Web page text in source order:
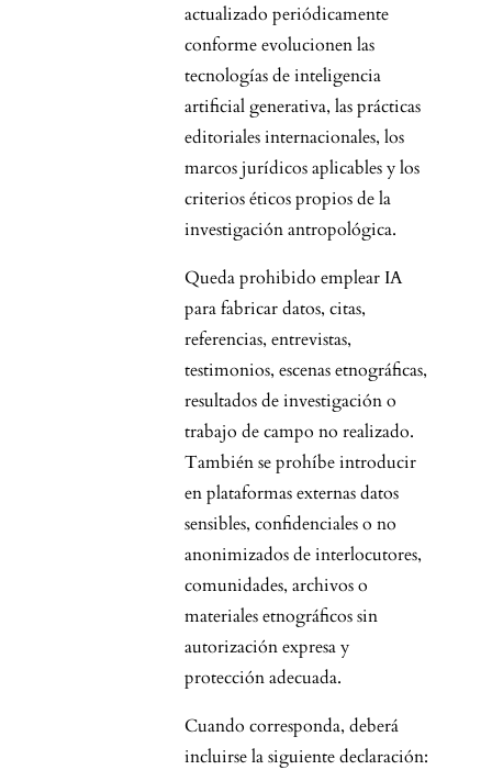
actualizado periódicamente
conforme evolucionen las
tecnologías de inteligencia
artificial generativa, las prácticas
editoriales internacionales, los
marcos jurídicos aplicables y los
criterios éticos propios de la
investigación antropológica.
Queda prohibido emplear IA
para fabricar datos, citas,
referencias, entrevistas,
testimonios, escenas etnográficas,
resultados de investigación o
trabajo de campo no realizado.
También se prohíbe introducir
en plataformas externas datos
sensibles, confidenciales o no
anonimizados de interlocutores,
comunidades, archivos o
materiales etnográficos sin
autorización expresa y
protección adecuada.
Cuando corresponda, deberá
incluirse la siguiente declaración: